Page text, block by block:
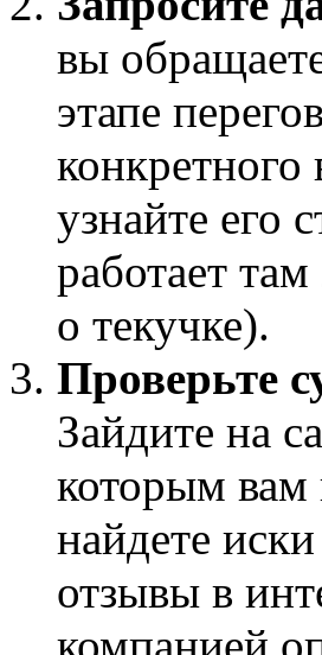
вы
этапе
узнайте его
работает
о текучке).
Проверьте
Зайдите на
которым вам
найдете
отзывы в